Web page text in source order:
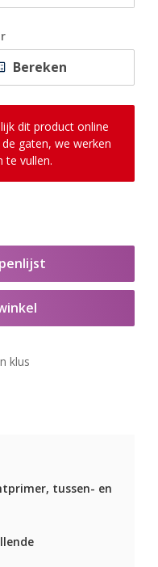
Bereken
dit product online
gaten, we werken
te vullen.
klus
tussen- en